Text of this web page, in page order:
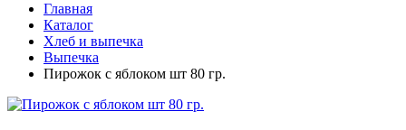
Главная
Каталог
Хлеб и выпечка
Выпечка
Пирожок с яблоком шт 80 гр.